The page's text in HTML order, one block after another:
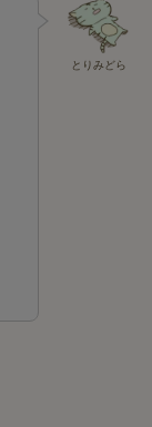
とりみどら